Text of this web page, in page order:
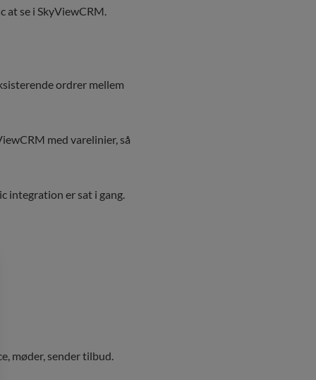
at se i SkyViewCRM.
ordrer mellem
med varelinier, så
integration er sat i gang.
møder, sender tilbud.